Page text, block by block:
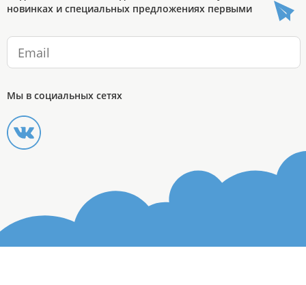
новинках и специальных предложениях первыми
Мы в социальных сетях